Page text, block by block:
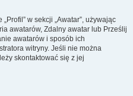
w sekcji „Awatar”, używając
awatarów, Zdalny awatar lub Prześlij
awatarów i sposób ich
witryny. Jeśli nie można
skontaktować się z jej